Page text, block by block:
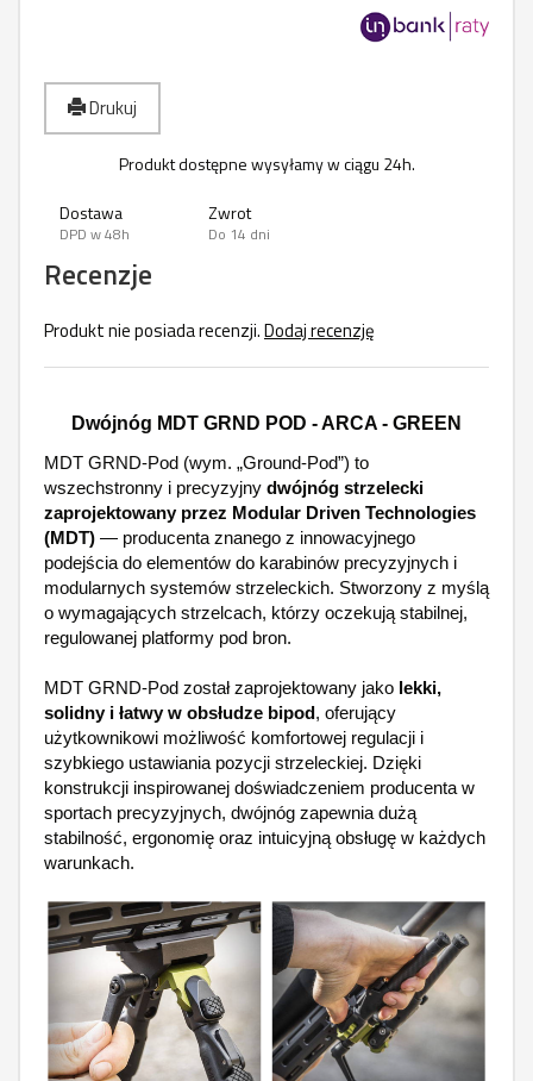
Drukuj
Produkt dostępne wysyłamy w ciągu 24h.
Dostawa
DPD w 48h
Zwrot
Do 14 dni
Recenzje
Produkt nie posiada recenzji.Dodaj recenzję
Dwójnóg MDT GRND POD - ARCA - GREEN
MDT GRND‑Pod (wym. „Ground‑Pod”) to
wszechstronny i precyzyjny dwójnóg strzelecki
zaprojektowany przez Modular Driven Technologies
(MDT) — producenta znanego z innowacyjnego
podejścia do elementów do karabinów precyzyjnych i
modularnych systemów strzeleckich. Stworzony z myślą
o wymagających strzelcach, którzy oczekują stabilnej,
regulowanej platformy pod bron.
MDT GRND‑Pod został zaprojektowany jako lekki,
solidny i łatwy w obsłudze bipod, oferujący
użytkownikowi możliwość komfortowej regulacji i
szybkiego ustawiania pozycji strzeleckiej. Dzięki
konstrukcji inspirowanej doświadczeniem producenta w
sportach precyzyjnych, dwójnóg zapewnia dużą
stabilność, ergonomię oraz intuicyjną obsługę w każdych
warunkach.